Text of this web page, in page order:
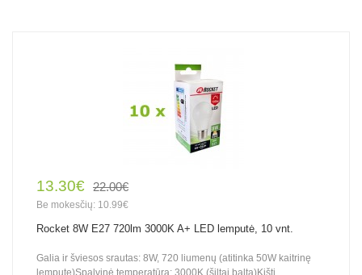
13.30€ 22.00€
Be mokesčių: 10.99€
Rocket 8W E27 720lm 3000K A+ LED lemputė, 10 vnt.
Galia ir šviesos srautas: 8W, 720 liumenų (atitinka 50W kaitrinę
lemputę)Spalvinė temperatūra: 3000K (šiltai balta)Kišti..